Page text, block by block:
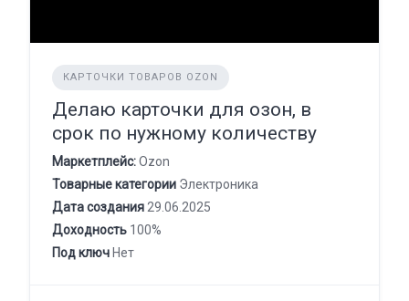
КАРТОЧКИ ТОВАРОВ OZON
Делаю карточки для озон, в
срок по нужному количеству
Маркетплейс:Ozon
Товарные категории Электроника
Дата создания 29.06.2025
Доходность 100%
Под ключНет